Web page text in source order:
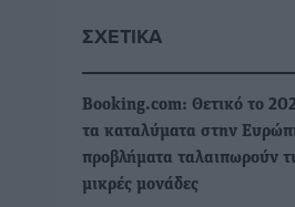
ΣΧΕΤΙΚΆ
Booking.com: Θετικό το
τα καταλύματα στην
προβλήματα ταλαιπωρούν
μικρές μονάδες